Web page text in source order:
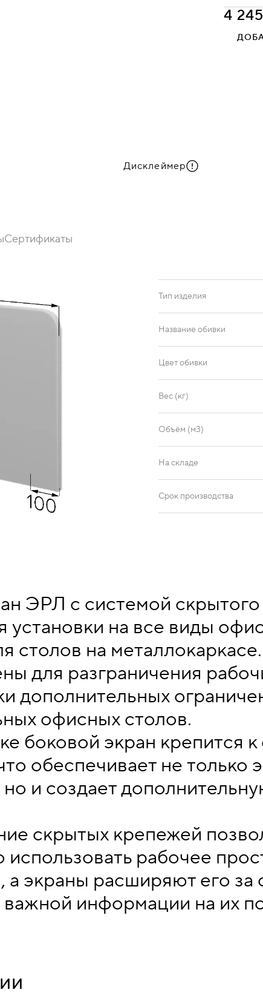
ФЛАГМАН
Дисклеймер
Kiton 01
4
Сертификаты
Тип изделия
Название обивки
Цвет обивки
Вес (кг)
Объём (м3)
На складе
Срок производства
ЭРЛ с системой
установки на все виды
столов на
для разграничения
дополнительных
офисных столов.
боковой экран крепится
обеспечивает не только
и создает
скрытых крепежей
использовать рабочее
экраны расширяют его за
информации на их